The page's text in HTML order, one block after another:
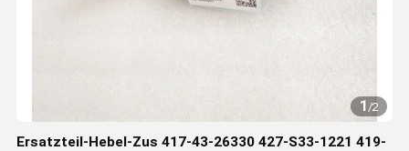
1/2
Ersatzteil-Hebel-Zus 417-43-26330 427-S33-1221 419-